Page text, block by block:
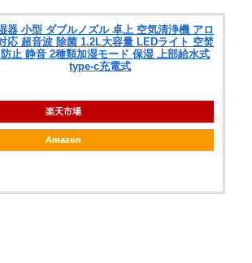
器 小型 ダブルノズル 卓上 空気清浄機 アロ
応 超音波 除菌 1.2L大容量 LEDライト 空焚
防止 静音 2種類加湿モード 保湿 上部給水式
type-c充電式
楽天市場
Amazon